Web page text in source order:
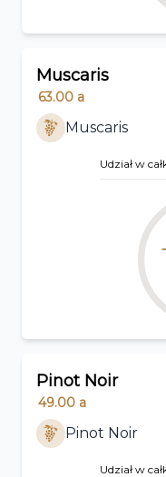
Muscaris
63.00 a
Muscaris
Udział w
Pinot Noir
49.00 a
Pinot Noir
Udział w